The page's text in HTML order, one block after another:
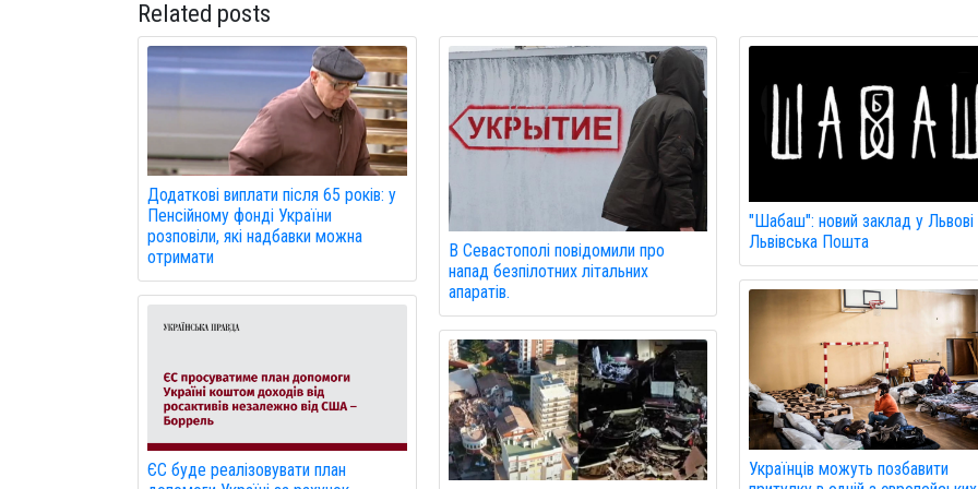
Related posts
Додаткові виплати після 65 років: у
Пенсійному фонді України
розповіли, які надбавки можна
отримати
ЄС буде реалізовувати план
В Севастополі повідомили про
напад безпілотних літальних
апаратів.
"Шабаш": новий заклад у Львові
Львівська Пошта
Українців можуть позбавити